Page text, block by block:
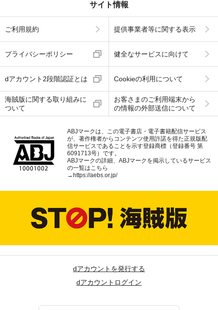
サイト情報
ご利用規約 提供事業者等に関する表示
プライバシーポリシー 健全なサービスに向けて
dアカウント2段階認証とは Cookieの利用について
海賊版に関する取り組みに
ついて
お客さまのご利用端末から
の情報の外部送信について
ABJマークは、この電子書店・電子書籍配信サービス
が、著作権者からコンテンツ使用許諾を得た正規版配
信サービスであることを示す登録商標（登録番号 第
6091713号）です。
ABJマークの詳細、ABJマークを掲示しているサービス
の一覧はこちら
→ https://aebs.or.jp/
dアカウントを発行する
dアカウントログイン